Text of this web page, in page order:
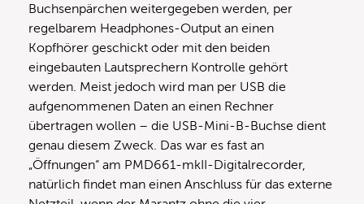
Buchsenpärchen weitergegeben werden, per
regelbarem Headphones-Output an einen
Kopfhörer geschickt oder mit den beiden
eingebauten Lautsprechern Kontrolle gehört
werden. Meist jedoch wird man per USB die
aufgenommenen Daten an einen Rechner
übertragen wollen – die USB-Mini-B-Buchse dient
genau diesem Zweck. Das war es fast an
„Öffnungen“ am PMD661-mkII-Digitalrecorder,
natürlich findet man einen Anschluss für das externe